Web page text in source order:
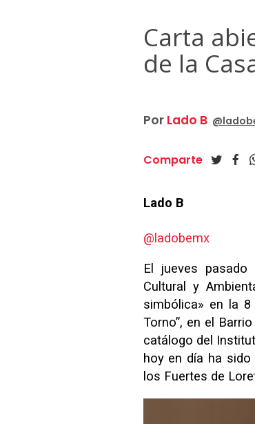
Carta
de la
Por Lado B
Comparte
Lado B
@ladobemx
El jueves
Cultural y
simbólica» en la 8
Torno”, en el
catálogo del
hoy en día ha
los Fuertes de